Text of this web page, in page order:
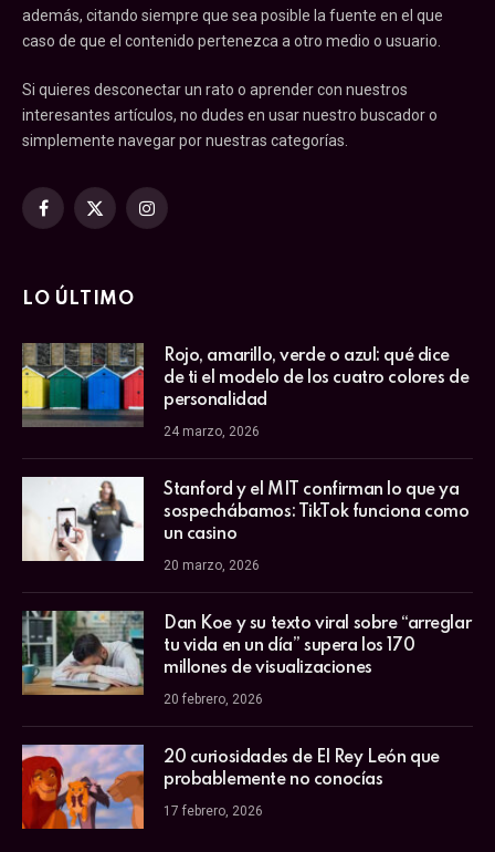
además, citando siempre que sea posible la fuente en el que
caso de que el contenido pertenezca a otro medio o usuario.
Si quieres desconectar un rato o aprender con nuestros
interesantes artículos, no dudes en usar nuestro buscador o
simplemente navegar por nuestras categorías.
Facebook
X
Instagram
LO ÚLTIMO
Rojo, amarillo, verde o azul: qué dice
de ti el modelo de los cuatro colores de
personalidad
24 marzo, 2026
Stanford y el MIT confirman lo que ya
sospechábamos: TikTok funciona como
un casino
20 marzo, 2026
Dan Koe y su texto viral sobre “arreglar
tu vida en un día” supera los 170
millones de visualizaciones
20 febrero, 2026
20 curiosidades de El Rey León que
probablemente no conocías
17 febrero, 2026